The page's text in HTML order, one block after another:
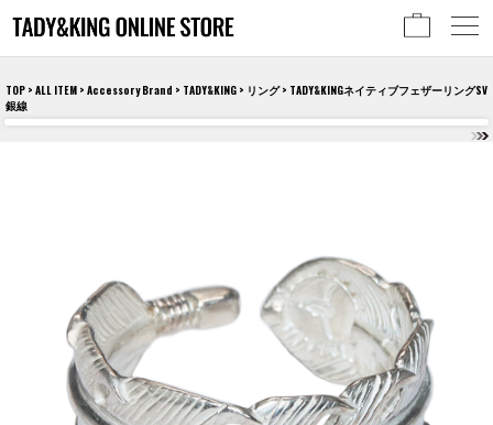
TOP > ALL ITEM > Accessory Brand > TADY&KING > リング> TADY&KINGネイティブフェザーリングSV
銀線